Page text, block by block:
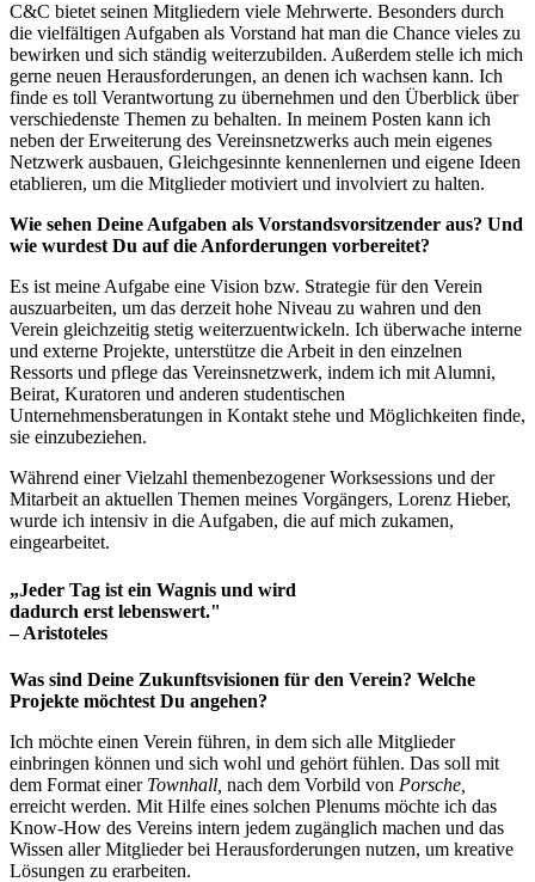
C&C bietet seinen Mitgliedern viele Mehrwerte. Besonders durch
die vielfältigen Aufgaben als Vorstand hat man die Chance vieles zu
bewirken und sich ständig weiterzubilden. Außerdem stelle ich mich
gerne neuen Herausforderungen, an denen ich wachsen kann. Ich
finde es toll Verantwortung zu übernehmen und den Überblick über
verschiedenste Themen zu behalten. In meinem Posten kann ich
neben der Erweiterung des Vereinsnetzwerks auch mein eigenes
Netzwerk ausbauen, Gleichgesinnte kennenlernen und eigene Ideen
etablieren, um die Mitglieder motiviert und involviert zu halten.
Wie sehen Deine Aufgaben als Vorstandsvorsitzender aus? Und
wie wurdest Du auf die Anforderungen vorbereitet?
Es ist meine Aufgabe eine Vision bzw. Strategie für den Verein
auszuarbeiten, um das derzeit hohe Niveau zu wahren und den
Verein gleichzeitig stetig weiterzuentwickeln. Ich überwache interne
und externe Projekte, unterstütze die Arbeit in den einzelnen
Ressorts und pflege das Vereinsnetzwerk, indem ich mit Alumni,
Beirat, Kuratoren und anderen studentischen
Unternehmensberatungen in Kontakt stehe und Möglichkeiten finde,
sie einzubeziehen.
Während einer Vielzahl themenbezogener Worksessions und der
Mitarbeit an aktuellen Themen meines Vorgängers, Lorenz Hieber,
wurde ich intensiv in die Aufgaben, die auf mich zukamen,
eingearbeitet.
„Jeder Tag ist ein Wagnis und wird
dadurch erst lebenswert."
– Aristoteles
Was sind Deine Zukunftsvisionen für den Verein? Welche
Projekte möchtest Du angehen?
Ich möchte einen Verein führen, in dem sich alle Mitglieder
einbringen können und sich wohl und gehört fühlen. Das soll mit
dem Format einer Townhall, nach dem Vorbild von Porsche,
erreicht werden. Mit Hilfe eines solchen Plenums möchte ich das
Know-How des Vereins intern jedem zugänglich machen und das
Wissen aller Mitglieder bei Herausforderungen nutzen, um kreative
Lösungen zu erarbeiten.